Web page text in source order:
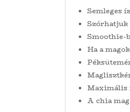
Semleges
Szórhatjuk
Smoothie-
Ha a
Maximális
A chia